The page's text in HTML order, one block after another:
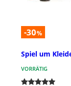
-30%
Spiel um
VORRÄTIG